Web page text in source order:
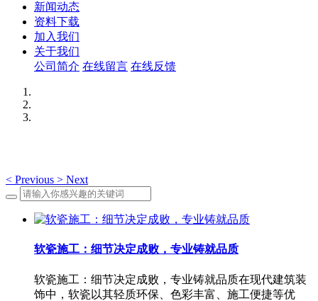
新闻动态
资料下载
加入我们
关于我们
公司简介 在线留言 在线反馈
< Previous > Next
软瓷施工：细节决定成败，专业铸就品质
软瓷施工：细节决定成败，专业铸就品质在现代建筑装
饰中，软瓷以其轻质环保、色彩丰富、施工便捷等优